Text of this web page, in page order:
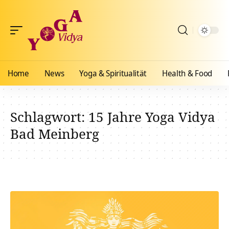
Home News Yoga & Spiritualität Health & Food
Schlagwort:15 Jahre Yoga Vidya
Bad Meinberg